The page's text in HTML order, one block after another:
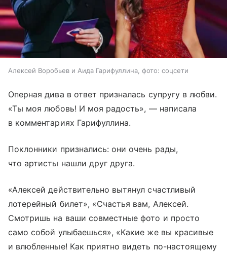
Алексей Воробьев и Аида Гарифуллина, фото: соцсети
Оперная дива в ответ призналась супругу в любви.
«Ты моя любовь! И моя радость», — написала
в комментариях Гарифуллина.
Поклонники признались: они очень рады,
что артисты нашли друг друга.
«Алексей действительно вытянул счастливый
лотерейный билет», «Счастья вам, Алексей.
Смотришь на ваши совместные фото и просто
само собой улыбаешься», «Какие же вы красивые
и влюбленные! Как приятно видеть по-настоящему